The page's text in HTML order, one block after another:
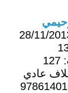
28/11/
127
عادي